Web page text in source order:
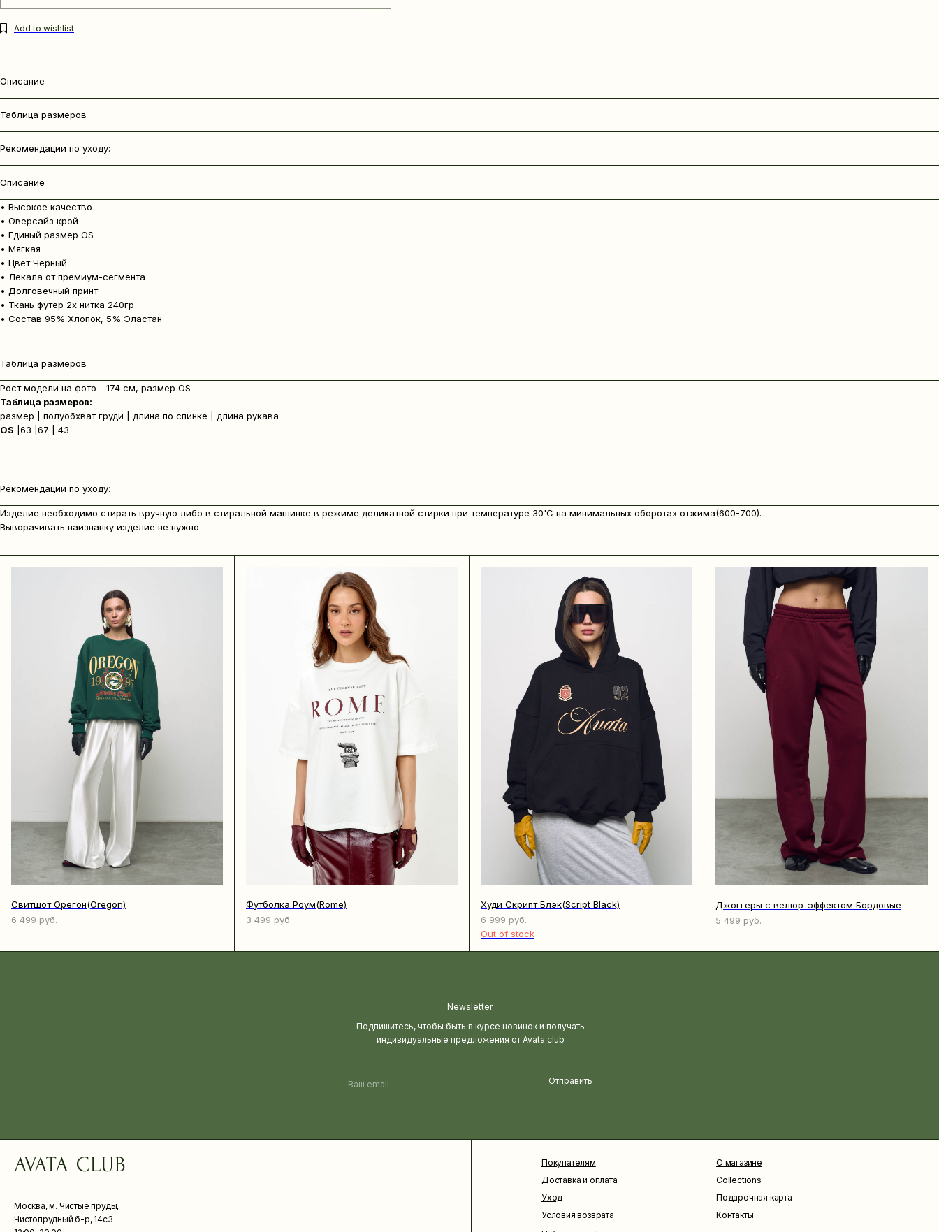
Описание
Таблица размеров
Рекомендации по уходу:
Описание
• Высокое качество
• Оверсайз крой
• Единый размер OS
• Мягкая
• Цвет Черный
• Лекала от премиум-сегмента
• Долговечный принт
• Ткань футер 2х нитка 240гр
• Состав 95% Хлопок, 5% Эластан
Таблица размеров
Рост модели на фото - 174 см, размер OS
Таблица размеров:
размер | полуобхват груди | длина по спинке | длина рукава
OS |63 |67 | 43
Рекомендации по уходу:
Изделие необходимо стирать вручную либо в стиральной машинке в режиме деликатной стирки при температуре 30'C на минимальных оборотах отжима(600-700).
Выворачивать наизнанку изделие не нужно
Свитшот Орегон(Oregon)
6 499 руб.
Футболка Роум(Rome)
3 499 руб.
Худи Скрипт Блэк(Script Black)
6 999 руб.
Out of stock
Джоггеры с велюр-эффектом Бордовые
5 499 руб.
Отправить
Newsletter
Подпишитесь, чтобы быть в курсе новинок и получать
индивидуальные предложения от Avata club
Москва, м. Чистые пруды,
Чистопрудный б-р, 14с3
Покупателям
Доставка и оплата
Уход
Условия возврата
О магазине
Collections
Подарочная карта
Контакты